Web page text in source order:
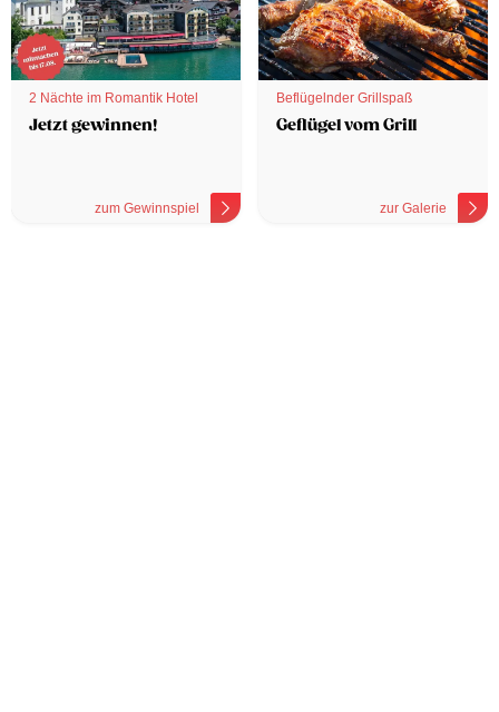
2 Nächte im Romantik Hotel
Jetzt gewinnen!
zum Gewinnspiel
Beflügelnder Grillspaß
Geflügel vom Grill
zur Galerie